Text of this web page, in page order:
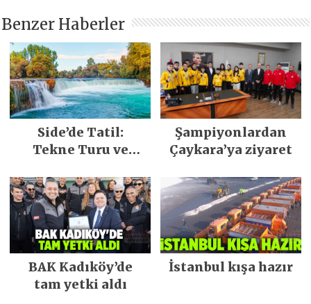
Benzer Haberler
Side’de Tatil:
Tekne Turu ve
Şampiyonlardan
Çaykara’ya ziyaret
BAK Kadıköy’de
tam yetki aldı
İstanbul kışa hazır